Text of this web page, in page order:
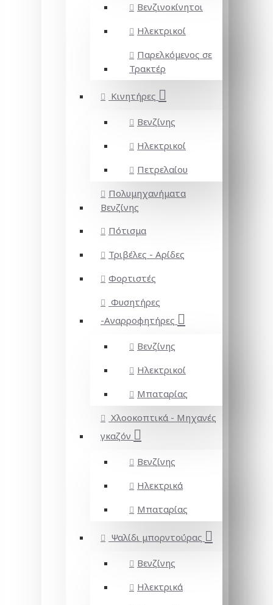
Βενζινοκίνητοι
Ηλεκτρικοί
Παρελκόμενος σε
Τρακτέρ
Κινητήρες
Βενζίνης
Ηλεκτρικοί
Πετρελαίου
Πολυμηχανήματα
Βενζίνης
Πότισμα
Τριβέλες - Αρίδες
Φορτιστές
Φυσητήρες
-Αναρροφητήρες
Βενζίνης
Ηλεκτρικοί
Μπαταρίας
Χλοοκοπτικά - Μηχανές
γκαζόν
Βενζίνης
Ηλεκτρικά
Μπαταρίας
Ψαλίδι μπορντούρας
Βενζίνης
Ηλεκτρικά